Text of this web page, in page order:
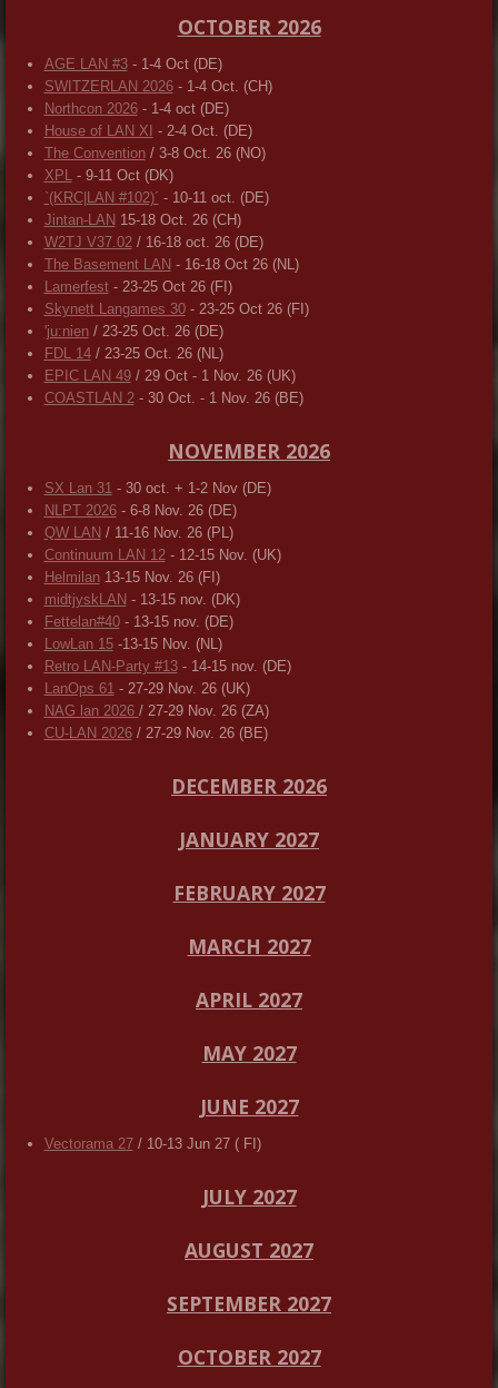
OCTOBER 2026
AGE LAN #3- 1-4 Oct (DE)
SWITZERLAN 2026- 1-4 Oct. (CH)
Northcon 2026- 1-4 oct (DE)
House of LAN XI - 2-4 Oct. (DE)
The Convention/ 3-8 Oct. 26 (NO)
XPL
- 9-11 Oct (DK)
`(KRC|LAN #102)´ - 10-11 oct. (DE)
Jintan-LAN 15-18 Oct. 26 (CH)
W2TJ V37.02/ 16-18 oct. 26 (DE)
The Basement LAN - 16-18 Oct 26 (NL)
Lamerfest- 23-25 Oct 26 (FI)
Skynett Langames 30- 23-25 Oct 26 (FI)
'ju:nien/ 23-25 Oct. 26 (DE)
FDL 14/ 23-25 Oct. 26 (NL)
EPIC LAN 49/ 29 Oct - 1 Nov. 26 (UK)
COASTLAN 2- 30 Oct. - 1 Nov. 26 (BE)
NOVEMBER 2026
SX Lan 31 - 30 oct. + 1-2 Nov (DE)
NLPT 2026- 6-8 Nov. 26 (DE)
QW LAN / 11-16 Nov. 26 (PL)
Continuum LAN 12- 12-15 Nov. (UK)
Helmilan13-15 Nov. 26 (FI)
midtjyskLAN - 13-15 nov. (DK)
Fettelan#40- 13-15 nov. (DE)
LowLan 15-13-15 Nov. (NL)
Retro LAN-Party #13- 14-15 nov. (DE)
LanOps 61 - 27-29 Nov. 26 (UK)
NAG lan 2026 / 27-29 Nov. 26 (ZA)
CU-LAN 2026/ 27-29 Nov. 26 (BE)
DECEMBER 2026
JANUARY 2027
FEBRUARY 2027
MARCH 2027
APRIL 2027
MAY 2027
JUNE 2027
Vectorama 27/ 10-13 Jun 27 ( FI)
JULY 2027
AUGUST 2027
SEPTEMBER 2027
OCTOBER 2027